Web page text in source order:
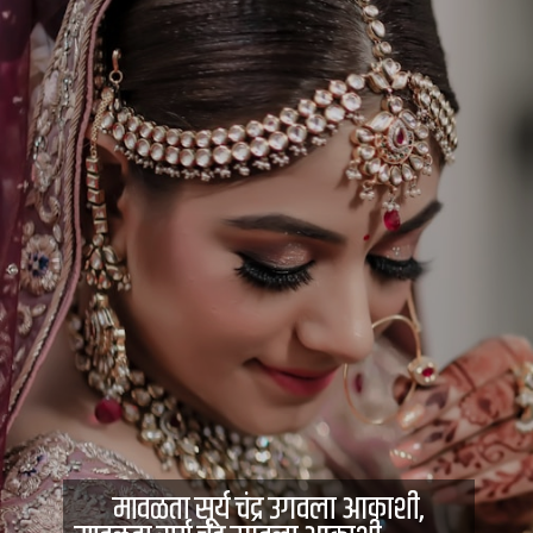
मावळता सूर्य चंद्र उगवला आकाशी,